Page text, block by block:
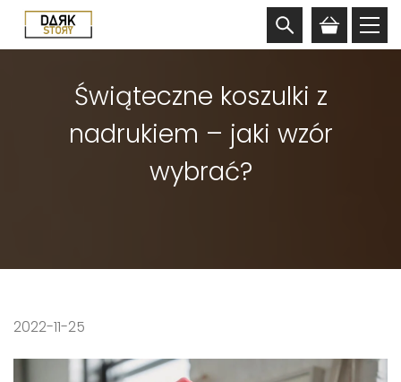
Świąteczne koszulki z
nadrukiem – jaki wzór
wybrać?
2022-11-25